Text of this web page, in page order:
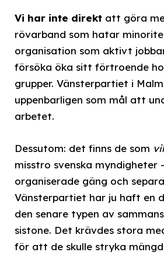
Vi har inte direkt att göra
rövarband som hatar
organisation som aktivt
försöka öka sitt förtroende
grupper. Vänsterpartiet i
uppenbarligen som mål att
arbetet.
Dessutom: det finns de som
misstro svenska myndigheter
organiserade gäng och
Vänsterpartiet har ju haft en
den senare typen av
sistone. Det krävdes stora
för att de skulle stryka